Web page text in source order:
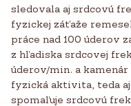
sledovala aj srdcovú
fyzickej záťaže
práce nad 100 úderov
z hľadiska srdcovej
úderov/min. a kamenár
fyzická aktivita, teda
spomaľuje srdcovú